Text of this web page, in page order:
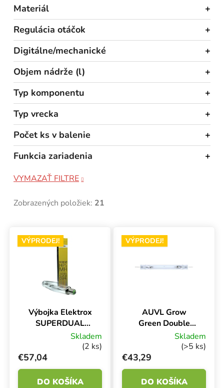
Materiál
Regulácia otáčok
Digitálne/mechanické
Objem nádrže (l)
Typ komponentu
Typ vrecka
Počet ks v balenie
Funkcia zariadenia
VYMAZAŤ FILTRE
Zobrazených položiek: 21
Výpis produktov
VÝPRODEJ!
Výbojka Elektrox
SUPERDUAL
1000 W, růst a
Skladem
(2 ks)
€57,04
DO KOŠÍKA
VÝPRODEJ!
AUVL Grow
Green Double
Ended 750W
400V, HPS DE
výbojka
Skladem
(>5 ks)
€43,29
DO KOŠÍKA